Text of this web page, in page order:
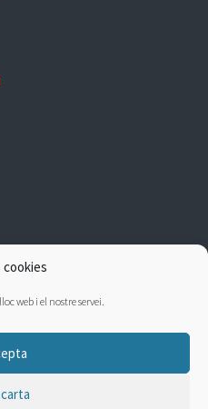
cookies
web i el nostre servei.